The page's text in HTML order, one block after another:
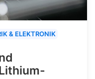
& ELEKTRONIK